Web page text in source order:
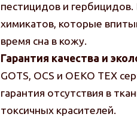
пестицидов и
химикатов, которые
время сна в кожу.
Гарантия качества и
GOTS, OCS и OEKO TEX
гарантия отсутствия в
токсичных красителей.